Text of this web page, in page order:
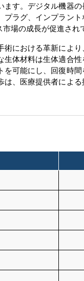
す。デジタル機器
ラグ、インプラン
場の成長が促進され
における革新によ
体材料は生体適合
可能にし、回復時
、医療提供者によ